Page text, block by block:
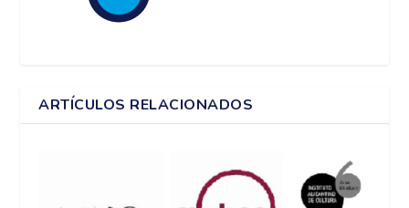
ARTÍCULOS RELACIONADOS